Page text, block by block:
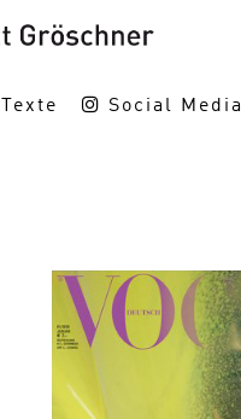
Texte Social Media